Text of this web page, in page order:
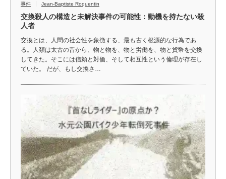
事件 Jean-Baptiste Roquentin
交換殺人の構造と未解決事件の可能性：動機を持たない殺
人者
交換とは、人間の社会性を象徴する、最も古く根源的な行為であ
る。人類は太古の昔から、物と物を、物と労働を、物と貨幣を交換
してきた。そこには信頼と対価、そして相互性という倫理が存在し
ていた。 だが、もし交換さ…